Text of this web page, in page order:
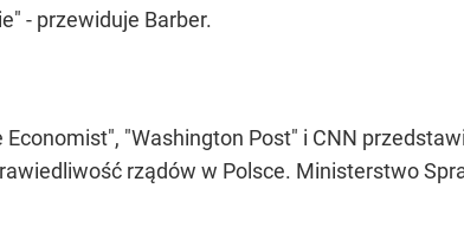
- przewiduje Barber.
"Washington Post" i CNN
rządów w Polsce. Ministerstwo